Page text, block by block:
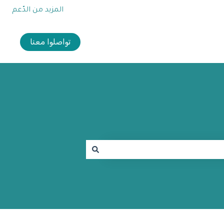
المزيد من الدّعم
تواصلوا معنا